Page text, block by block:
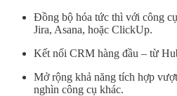
Đồng bộ hóa tức thì với công
Jira, Asana, hoặc ClickUp.
Kết nối CRM hàng đầu – từ
Mở rộng khả năng tích hợp
nghìn công cụ khác.